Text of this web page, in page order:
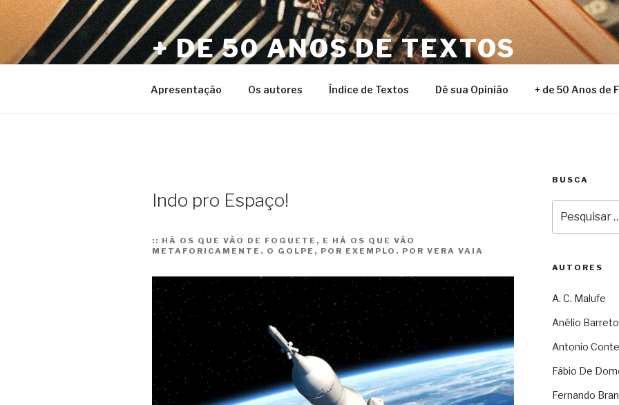
Pular
para
o
conteúdo
+ DE 50 ANOS DE TEXTOS
Apresentação Os autores Índice de Textos Dê sua Opinião + de 50 Anos de
Indo pro Espaço!
:: HÁ OS QUE VÃO DE FOGUETE, E HÁ OS QUE VÃO
METAFORICAMENTE. O GOLPE, POR EXEMPLO. POR VERA VAIA
BUSCA
por:
AUTORES
A. C. Malufe
Anélio Barreto
Antonio
Fábio De
Fernando